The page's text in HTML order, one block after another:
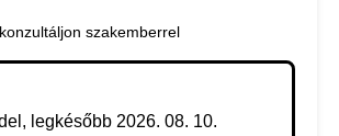
szakemberrel
legkésőbb 2026. 08. 10.